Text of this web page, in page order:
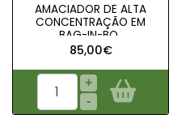
AMACIADOR DE ALTA
CONCENTRAÇÃO EM
BAG-IN-BO..
85,00€
+
-